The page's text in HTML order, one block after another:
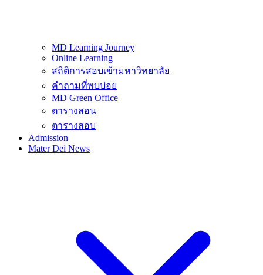
MD Learning Journey
Online Learning
สถิติการสอบเข้ามหาวิทยาลัย
คำถามที่พบบ่อย
MD Green Office
ตารางสอน
ตารางสอบ
Admission
Mater Dei News